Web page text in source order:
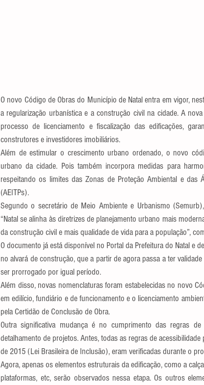
O novo Código de Obras do Município de Natal entra em vigor,
a regularização urbanística e a construção civil na cidade. A
processo de licenciamento e fiscalização das edificações,
construtores e investidores imobiliários.
Além de estimular o crescimento urbano ordenado, o novo
urbano da cidade. Pois também incorpora medidas para
respeitando os limites das Zonas de Proteção Ambiental e das
(AEITPs).
Segundo o secretário de Meio Ambiente e Urbanismo
“Natal se alinha às diretrizes de planejamento urbano mais
da construção civil e mais qualidade de vida para a população”,
O documento já está disponível no Portal da Prefeitura do Natal e
no alvará de construção, que a partir de agora passa a ter
ser prorrogado por igual período.
Além disso, novas nomenclaturas foram estabelecidas no novo
em edilício, fundiário e de funcionamento e o licenciamento
pela Certidão de Conclusão de Obra.
Outra significativa mudança é no cumprimento das regras
detalhamento de projetos. Antes, todas as regras de
de 2015 (Lei Brasileira de Inclusão), eram verificadas durante o
Agora, apenas os elementos estruturais da edificação, como a
plataformas, etc, serão observados nessa etapa. Os outros